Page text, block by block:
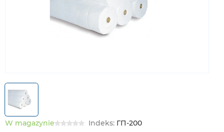
W magazynie Indeks: ГП-200